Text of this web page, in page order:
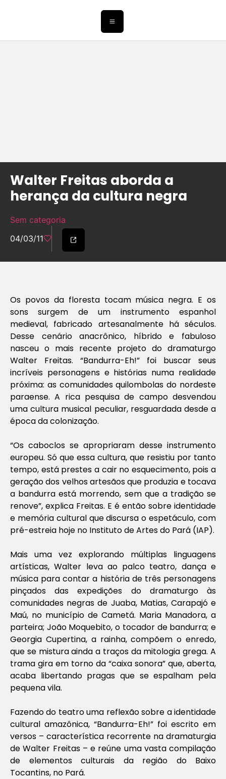
Walter Freitas aborda a
herança da cultura negra
Sem categoria
04/03/11
Os povos da floresta tocam música negra. E os
sons surgem de um instrumento espanhol
medieval, fabricado artesanalmente há séculos.
Desse cenário anacrônico, híbrido e fabuloso
nasceu o mais recente projeto do dramaturgo
Walter Freitas. “Bandurra-Eh!” foi buscar seus
incríveis personagens e histórias numa realidade
próxima: as comunidades quilombolas do nordeste
paraense. A rica pesquisa de campo desvendou
uma cultura musical peculiar, resguardada desde a
época da colonização.
“Os caboclos se apropriaram desse instrumento
europeu. Só que essa cultura, que resistiu por tanto
tempo, está prestes a cair no esquecimento, pois a
geração dos velhos artesãos que produzia e tocava
a bandurra está morrendo, sem que a tradição se
renove”, explica Freitas. E é então sobre identidade
e memória cultural que discursa o espetáculo, com
pré-estreia hoje no Instituto de Artes do Pará (IAP).
Mais uma vez explorando múltiplas linguagens
artísticas, Walter leva ao palco teatro, dança e
música para contar a história de três personagens
pinçados das expedições do dramaturgo às
comunidades negras de Juaba, Matias, Carapajó e
Maú, no município de Cametá. Maria Manadora, a
parteira; João Moquebito, o tocador de bandurra; e
Georgia Cupertina, a rainha, compõem o enredo,
que se mistura ainda a traços da mitologia grega. A
trama gira em torno da “caixa sonora” que, aberta,
acaba libertando pragas que se espalham pela
pequena vila.
Fazendo do teatro uma reflexão sobre a identidade
cultural amazônica, “Bandurra-Eh!” foi escrito em
versos – característica recorrente na dramaturgia
de Walter Freitas – e reúne uma vasta compilação
de elementos culturais da região do Baixo
Tocantins, no Pará.